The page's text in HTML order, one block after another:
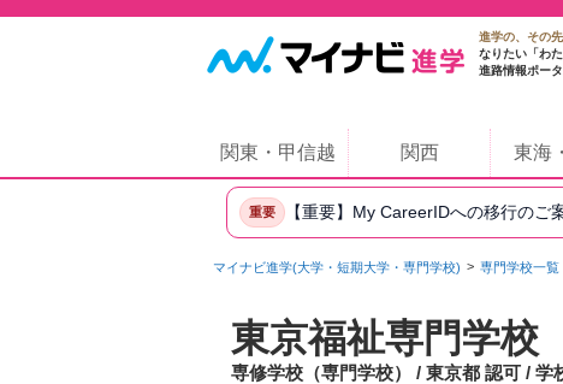
進学の、その先
なりたい「わ
進路情報ポー
関東・甲信越 関西 東海
重要 【重要】My CareerIDへの移行のご
マイナビ進学(大学・短期大学・専門学校) 専門学校一覧
東京福祉専門学校
専修学校（専門学校） / 東京都 認可 / 学